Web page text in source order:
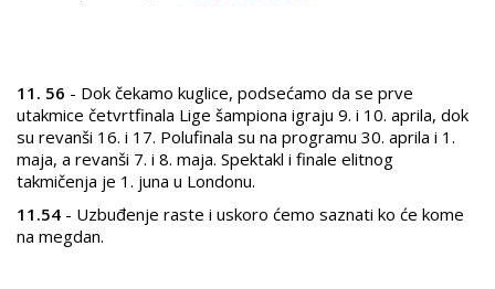
11. 56 - Dok čekamo kuglice, podsećamo da se prve
utakmice četvrtfinala Lige šampiona igraju 9. i 10. aprila, dok
su revanši 16. i 17. Polufinala su na programu 30. aprila i 1.
maja, a revanši 7. i 8. maja. Spektakl i finale elitnog
takmičenja je 1. juna u Londonu.
11.54 - Uzbuđenje raste i uskoro ćemo saznati ko će kome
na megdan.